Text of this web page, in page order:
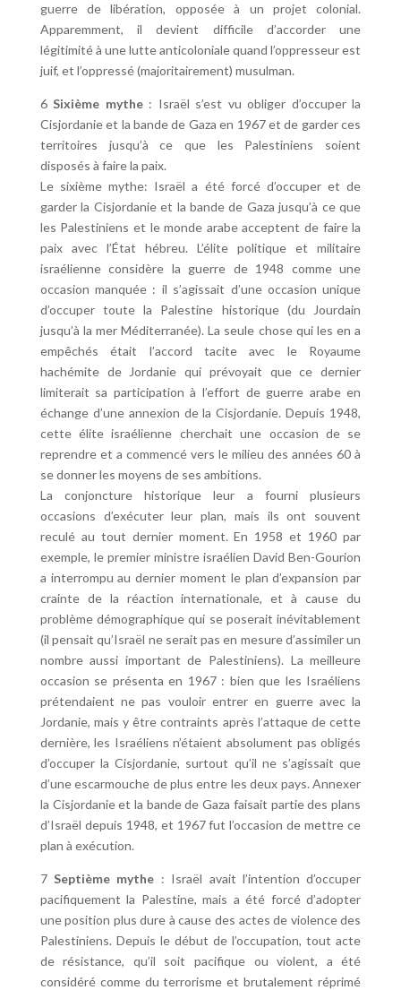
guerre de libération, opposée à un projet colonial.
Apparemment, il devient difficile d’accorder une
légitimité à une lutte anticoloniale quand l’oppresseur est
juif, et l’oppressé (majoritairement) musulman.
6Sixième mythe: Israël s’est vu obliger d’occuper la
Cisjordanie et la bande de Gaza en 1967 et de garder ces
territoires jusqu’à ce que les Palestiniens soient
disposés à faire la paix.
Le sixième mythe: Israël a été forcé d’occuper et de
garder la Cisjordanie et la bande de Gaza jusqu’à ce que
les Palestiniens et le monde arabe acceptent de faire la
paix avec l’État hébreu. L’élite politique et militaire
israélienne considère la guerre de 1948 comme une
occasion manquée : il s’agissait d’une occasion unique
d’occuper toute la Palestine historique (du Jourdain
jusqu’à la mer Méditerranée). La seule chose qui les en a
empêchés était l’accord tacite avec le Royaume
hachémite de Jordanie qui prévoyait que ce dernier
limiterait sa participation à l’effort de guerre arabe en
échange d’une annexion de la Cisjordanie. Depuis 1948,
cette élite israélienne cherchait une occasion de se
reprendre et a commencé vers le milieu des années 60 à
se donner les moyens de ses ambitions.
La conjoncture historique leur a fourni plusieurs
occasions d’exécuter leur plan, mais ils ont souvent
reculé au tout dernier moment. En 1958 et 1960 par
exemple, le premier ministre israélien David Ben-Gourion
a interrompu au dernier moment le plan d’expansion par
crainte de la réaction internationale, et à cause du
problème démographique qui se poserait inévitablement
(il pensait qu’Israël ne serait pas en mesure d’assimiler un
nombre aussi important de Palestiniens). La meilleure
occasion se présenta en 1967 : bien que les Israéliens
prétendaient ne pas vouloir entrer en guerre avec la
Jordanie, mais y être contraints après l’attaque de cette
dernière, les Israéliens n’étaient absolument pas obligés
d’occuper la Cisjordanie, surtout qu’il ne s’agissait que
d’une escarmouche de plus entre les deux pays. Annexer
la Cisjordanie et la bande de Gaza faisait partie des plans
d’Israël depuis 1948, et 1967 fut l’occasion de mettre ce
plan à exécution.
7Septième mythe : Israël avait l’intention d’occuper
pacifiquement la Palestine, mais a été forcé d’adopter
une position plus dure à cause des actes de violence des
Palestiniens. Depuis le début de l’occupation, tout acte
de résistance, qu’il soit pacifique ou violent, a été
considéré comme du terrorisme et brutalement réprimé